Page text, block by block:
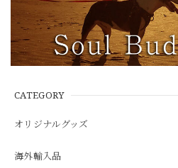
CATEGORY
オリジナルグッズ
海外輸入品